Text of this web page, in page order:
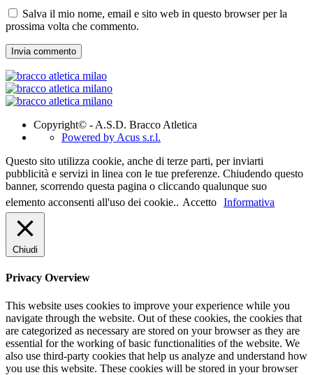
Salva il mio nome, email e sito web in questo browser per la
prossima volta che commento.
Copyright© - A.S.D. Bracco Atletica
Powered by Acus s.r.l.
Questo sito utilizza cookie, anche di terze parti, per inviarti
pubblicità e servizi in linea con le tue preferenze. Chiudendo questo
banner, scorrendo questa pagina o cliccando qualunque suo
elemento acconsenti all'uso dei cookie.. Accetto Informativa
Chiudi
Privacy Overview
This website uses cookies to improve your experience while you
navigate through the website. Out of these cookies, the cookies that
are categorized as necessary are stored on your browser as they are
essential for the working of basic functionalities of the website. We
also use third-party cookies that help us analyze and understand how
you use this website. These cookies will be stored in your browser